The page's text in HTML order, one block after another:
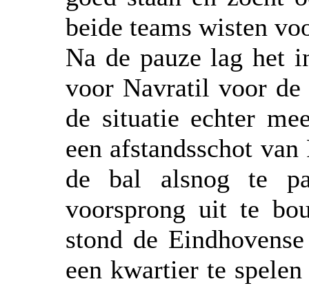
beide teams wisten
Na de pauze lag het
voor Navratil voor
de situatie echter
een afstandsschot
de bal alsnog te
voorsprong uit te
stond de
een kwartier te